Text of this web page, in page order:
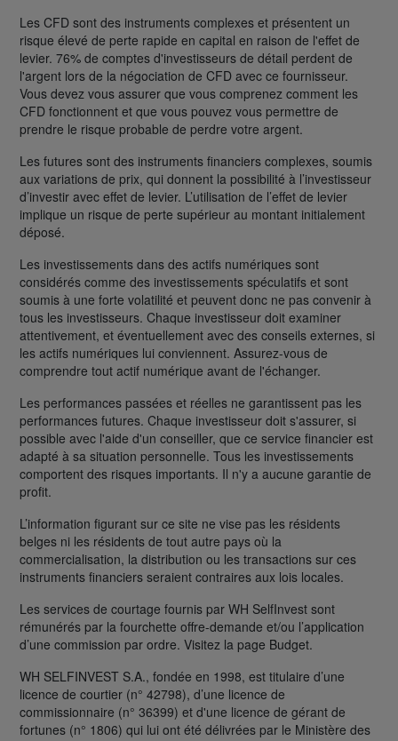
Les CFD sont des instruments complexes et présentent un
risque élevé de perte rapide en capital en raison de l'effet de
levier. 76% de comptes d'investisseurs de détail perdent de
l'argent lors de la négociation de CFD avec ce fournisseur.
Vous devez vous assurer que vous comprenez comment les
CFD fonctionnent et que vous pouvez vous permettre de
prendre le risque probable de perdre votre argent.
Les futures sont des instruments financiers complexes, soumis
aux variations de prix, qui donnent la possibilité à l’investisseur
d’investir avec effet de levier. L’utilisation de l’effet de levier
implique un risque de perte supérieur au montant initialement
déposé.
Les investissements dans des actifs numériques sont
considérés comme des investissements spéculatifs et sont
soumis à une forte volatilité et peuvent donc ne pas convenir à
tous les investisseurs. Chaque investisseur doit examiner
attentivement, et éventuellement avec des conseils externes, si
les actifs numériques lui conviennent. Assurez-vous de
comprendre tout actif numérique avant de l'échanger.
Les performances passées et réelles ne garantissent pas les
performances futures. Chaque investisseur doit s'assurer, si
possible avec l'aide d'un conseiller, que ce service financier est
adapté à sa situation personnelle. Tous les investissements
comportent des risques importants. Il n'y a aucune garantie de
profit.
L’information figurant sur ce site ne vise pas les résidents
belges ni les résidents de tout autre pays où la
commercialisation, la distribution ou les transactions sur ces
instruments financiers seraient contraires aux lois locales.
Les services de courtage fournis par WH SelfInvest sont
rémunérés par la fourchette offre-demande et/ou l’application
d’une commission par ordre. Visitez la page Budget.
WH SELFINVEST S.A., fondée en 1998, est titulaire d’une
licence de courtier (n° 42798), d’une licence de
commissionnaire (n° 36399) et d'une licence de gérant de
fortunes (n° 1806) qui lui ont été délivrées par le Ministère des